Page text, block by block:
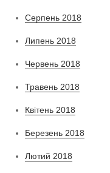
Серпень 2018
Липень 2018
Червень 2018
Травень 2018
Квітень 2018
Березень 2018
Лютий 2018